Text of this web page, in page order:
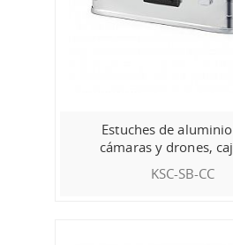
Estuches de
cámaras y drones,
KSC-SB-CC